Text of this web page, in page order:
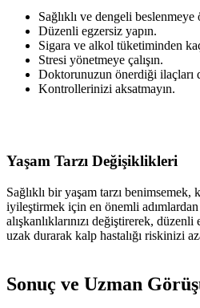
Sağlıklı ve dengeli beslenmeye
Düzenli egzersiz yapın.
Sigara ve alkol tüketiminden
Stresi yönetmeye çalışın.
Doktorunuzun önerdiği ilaçları
Kontrollerinizi aksatmayın.
Yaşam Tarzı Değişiklikleri
Sağlıklı bir yaşam tarzı benimsemek,
iyileştirmek için en önemli
alışkanlıklarınızı değiştirerek,
uzak durarak kalp hastalığı riskinizi
Sonuç ve Uzman